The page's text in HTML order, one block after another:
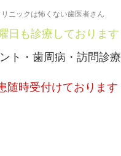
ニックは怖くない歯医者さん
日も診療しております
ト・歯周病・訪問診療
随時受付けております